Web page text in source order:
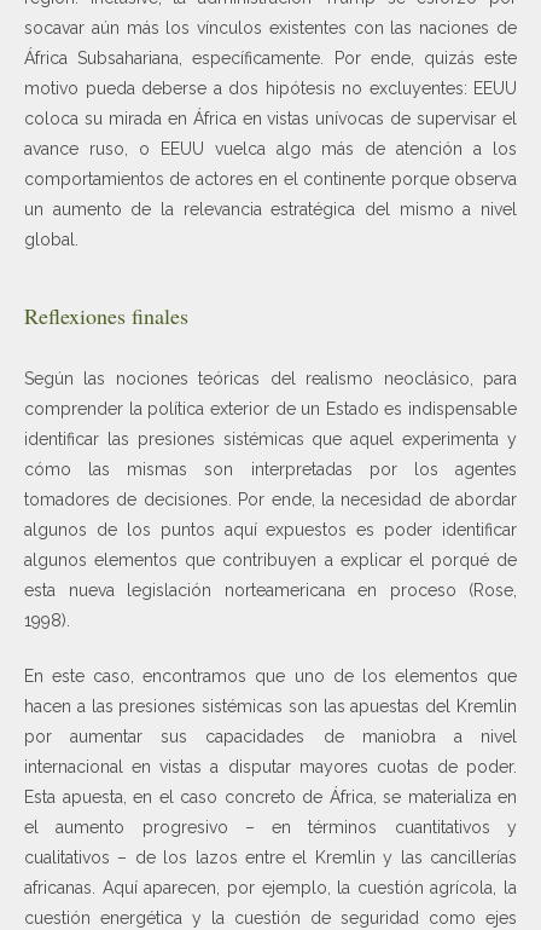
socavar aún más los vínculos existentes con las naciones de
África Subsahariana, específicamente. Por ende, quizás este
motivo pueda deberse a dos hipótesis no excluyentes: EEUU
coloca su mirada en África en vistas unívocas de supervisar el
avance ruso, o EEUU vuelca algo más de atención a los
comportamientos de actores en el continente porque observa
un aumento de la relevancia estratégica del mismo a nivel
global.
Reflexiones finales
Según las nociones teóricas del realismo neoclásico, para
comprender la política exterior de un Estado es indispensable
identificar las presiones sistémicas que aquel experimenta y
cómo las mismas son interpretadas por los agentes
tomadores de decisiones. Por ende, la necesidad de abordar
algunos de los puntos aquí expuestos es poder identificar
algunos elementos que contribuyen a explicar el porqué de
esta nueva legislación norteamericana en proceso (Rose,
1998).
En este caso, encontramos que uno de los elementos que
hacen a las presiones sistémicas son las apuestas del Kremlin
por aumentar sus capacidades de maniobra a nivel
internacional en vistas a disputar mayores cuotas de poder.
Esta apuesta, en el caso concreto de África, se materializa en
el aumento progresivo – en términos cuantitativos y
cualitativos – de los lazos entre el Kremlin y las cancillerías
africanas. Aquí aparecen, por ejemplo, la cuestión agrícola, la
cuestión energética y la cuestión de seguridad como ejes